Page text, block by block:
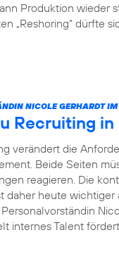
Produktion wieder
„Reshoring“ dürfte
NICOLE GERHARDT
Recruiting
verändert die
Beide Seiten
reagieren. Die
daher heute wichtiger
internes Talent